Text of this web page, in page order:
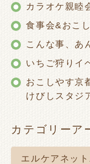
カラオケ親睦
食事会&おこ
こんな事、あ
いちご狩りイ
おこしやす京
けびしスタジ
カテゴリーア
エルケアネッ